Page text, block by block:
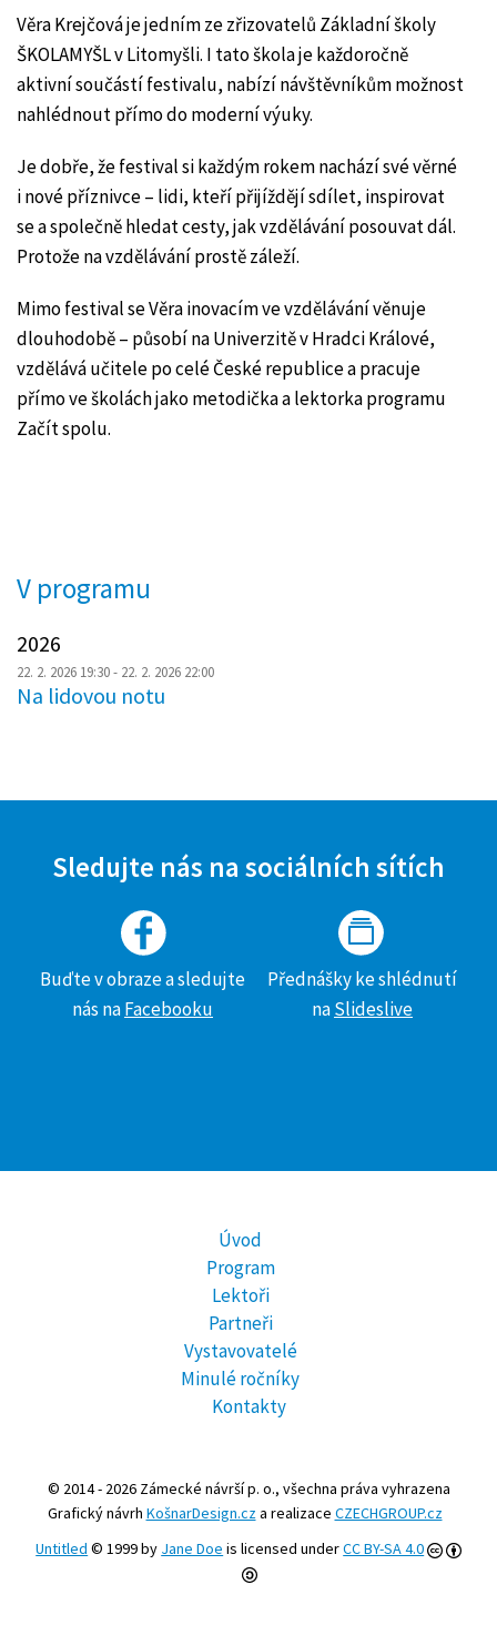
Věra Krejčová je jedním ze zřizovatelů Základní školy
ŠKOLAMYŠL v Litomyšli. I tato škola je každoročně
aktivní součástí festivalu, nabízí návštěvníkům možnost
nahlédnout přímo do moderní výuky.
Je dobře, že festival si každým rokem nachází své věrné
i nové příznivce – lidi, kteří přijíždějí sdílet, inspirovat
se a společně hledat cesty, jak vzdělávání posouvat dál.
Protože na vzdělávání prostě záleží.
Mimo festival se Věra inovacím ve vzdělávání věnuje
dlouhodobě – působí na Univerzitě v Hradci Králové,
vzdělává učitele po celé České republice a pracuje
přímo ve školách jako metodička a lektorka programu
Začít spolu.
V programu
2026
22. 2. 2026 19:30- 22. 2. 2026 22:00
Na lidovou notu
Sledujte nás na sociálních sítích
Buďte v obraze a sledujte
nás naFacebooku
Přednášky ke shlédnutí
naSlideslive
Úvod
Program
Lektoři
Partneři
Vystavovatelé
Minulé ročníky
Kontakty
© 2014 - 2026 Zámecké návrší p. o., všechna práva vyhrazena
Grafický návrh KošnarDesign.cza realizace CZECHGROUP.cz
Untitled © 1999 by Jane Doe is licensed underCC BY-SA 4.0